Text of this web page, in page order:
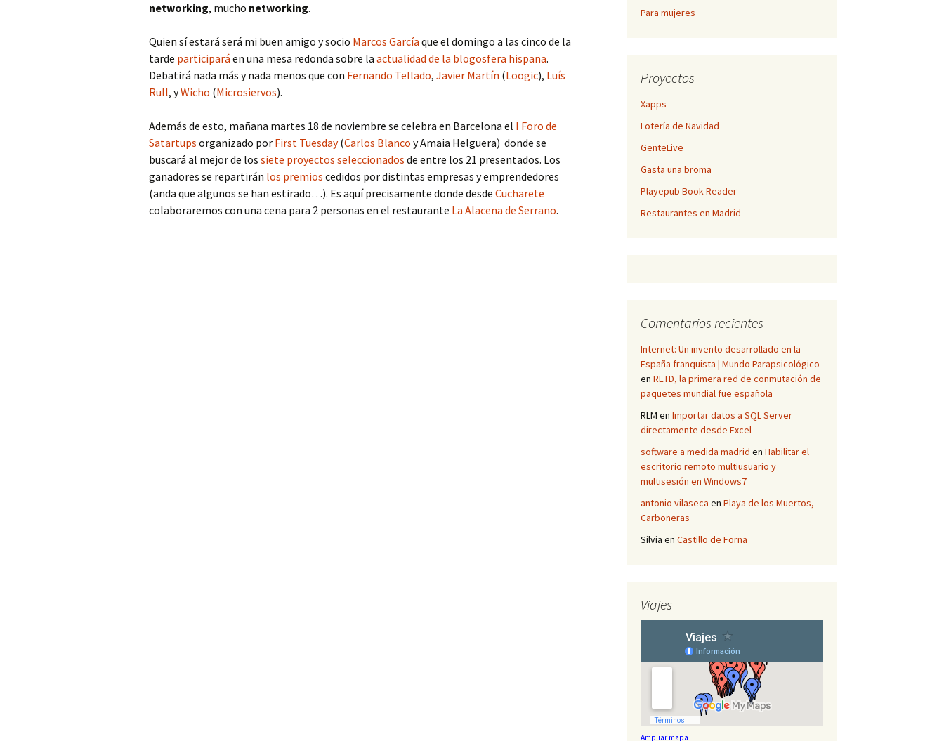
networking, mucho networking.
Quien sí estará será mi buen amigo y socio Marcos García que el domingo a las cinco de la
tarde participará en una mesa redonda sobre la actualidad de la blogosfera hispana.
Debatirá nada más y nada menos que con Fernando Tellado, Javier Martín (Loogic), Luís
Rull, yWicho (Microsiervos).
Además de esto, mañana martes 18 de noviembre se celebra en Barcelona el I Foro de
Satartups organizado por First Tuesday(Carlos Blanco y Amaia Helguera) donde se
buscará al mejor de los siete proyectos seleccionados de entre los 21 presentados. Los
ganadores se repartirán los premios cedidos por distintas empresas y emprendedores
(anda que algunos se han estirado…). Es aquí precisamente donde desde Cucharete
colaboraremos con una cena para 2 personas en el restaurante La Alacena de Serrano.
Para mujeres
Proyectos
Xapps
Lotería de Navidad
GenteLive
Gasta una broma
Playepub Book Reader
Restaurantes en Madrid
Comentarios recientes
Internet: Un invento desarrollado en la
España franquista | Mundo Parapsicológico
en RETD, la primera red de conmutación de
paquetes mundial fue española
RLM en Importar datos a SQL Server
directamente desde Excel
software a medida madrid en Habilitar el
escritorio remoto multiusuario y
multisesión en Windows7
antonio vilaseca en Playa de los Muertos,
Carboneras
Silvia en Castillo de Forna
Viajes
Ampliar mapa